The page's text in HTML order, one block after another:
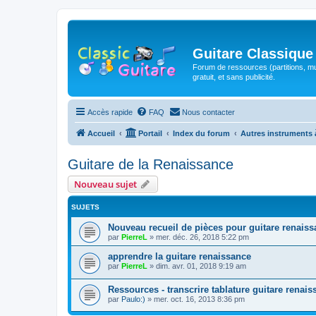
Guitare Classique
Forum de ressources (partitions,
gratuit, et sans publicité.
Accès rapide FAQ Nous contacter
Accueil Portail Index du forum Autres instruments
Guitare de la Renaissance
Nouveau sujet
SUJETS
Nouveau recueil de pièces pour guitare
par PierreL » mer. déc. 26, 2018 5:22 pm
apprendre la guitare renaissance
par PierreL » dim. avr. 01, 2018 9:19 am
Ressources - transcrire tablature guitare
par Paulo:) » mer. oct. 16, 2013 8:36 pm